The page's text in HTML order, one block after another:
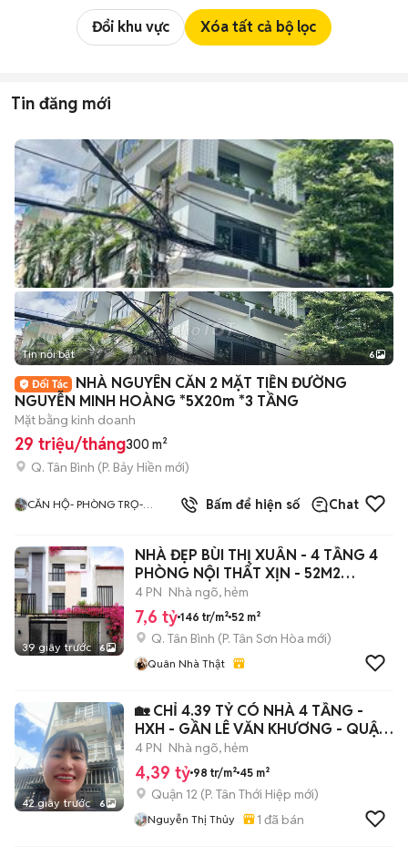
Đổi khu vực Xóa tất cả bộ lọc
Tin đăng mới
+2
Tin nổi bật 6
NHÀ NGUYÊN CĂN 2 MẶT TIỀN ĐƯỜNG
NGUYỄN MINH HOÀNG *5X20m *3 TẦNG
Mặt bằng kinh doanh
29 triệu/tháng300 m²
Q. Tân Bình (P. Bảy Hiền mới)
CĂN HỘ- PHÒNG TRỌ-
4.0
Bấm để hiện số Chat
39 giây trước 6
NHÀ ĐẸP BÙI THỊ XUÂN - 4 TẦNG 4
PHÒNG NỘI THẤT XỊN - 52M2
(4*12.95)
4 PN Nhà ngõ, hẻm
7,6 tỷ 146 tr/m² 52 m²
Q. Tân Bình (P. Tân Sơn Hòa mới)
Quân Nhà Thật
42 giây trước 6
🏡 CHỈ 4.39 TỶ CÓ NHÀ 4 TẦNG -
HXH - GẦN LÊ VĂN KHƯƠNG - QUẬN
12.
4 PN Nhà ngõ, hẻm
4,39 tỷ 98 tr/m² 45 m²
Quận 12 (P. Tân Thới Hiệp mới)
Nguyễn Thị Thủy 1 đã bán